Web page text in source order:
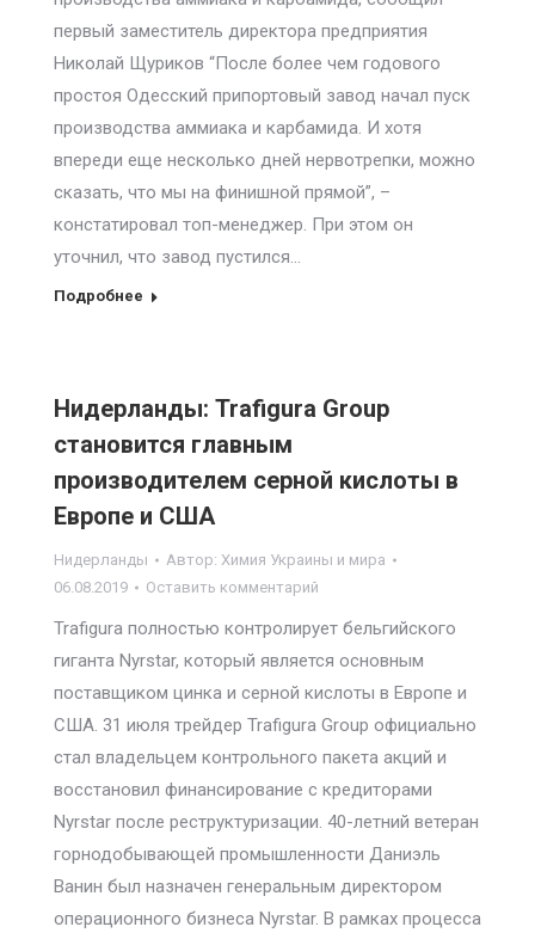
первый заместитель директора предприятия
Николай Щуриков “После более чем годового
простоя Одесский припортовый завод начал пуск
производства аммиака и карбамида. И хотя
впереди еще несколько дней нервотрепки, можно
сказать, что мы на финишной прямой”, –
констатировал топ-менеджер. При этом он
уточнил, что завод пустился…
Подробнее
Нидерланды: Trafigura Group
становится главным
производителем серной кислоты в
Европе и США
Нидерланды Автор: Химия Украины и мира
06.08.2019
Оставить комментарий
Trafigura полностью контролирует бельгийского
гиганта Nyrstar, который является основным
поставщиком цинка и серной кислоты в Европе и
США. 31 июля трейдер Trafigura Group официально
стал владельцем контрольного пакета акций и
восстановил финансирование с кредиторами
Nyrstar после реструктуризации. 40-летний ветеран
горнодобывающей промышленности Даниэль
Ванин был назначен генеральным директором
операционного бизнеса Nyrstar. В рамках процесса